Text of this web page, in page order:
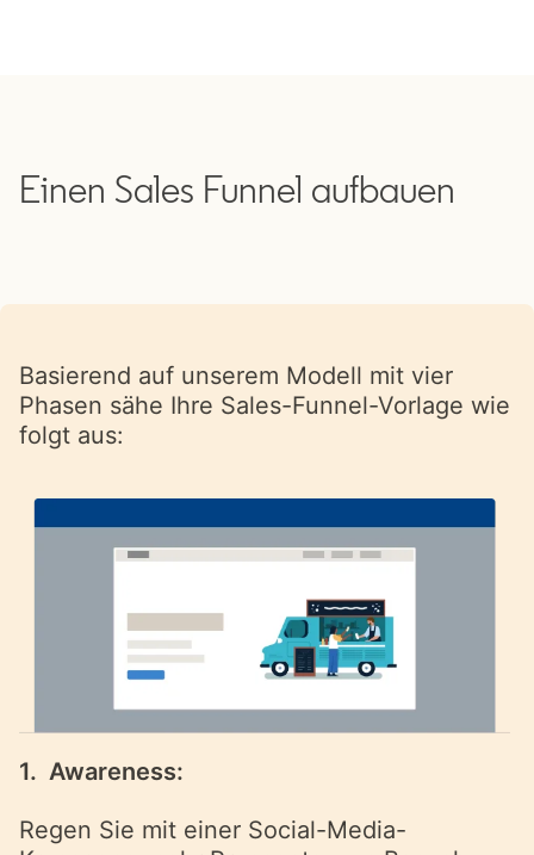
Einen Sales Funnel aufbauen
Basierend auf unserem Modell mit vier
Phasen sähe Ihre Sales-Funnel-Vorlage wie
folgt aus:
1. Awareness:
Regen Sie mit einer Social-Media-